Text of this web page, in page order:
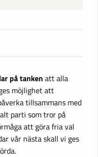
på tanken att alla
möjlighet att
tillsammans med
parti som tror på
att göra fria val
vår nästa skall vi ges